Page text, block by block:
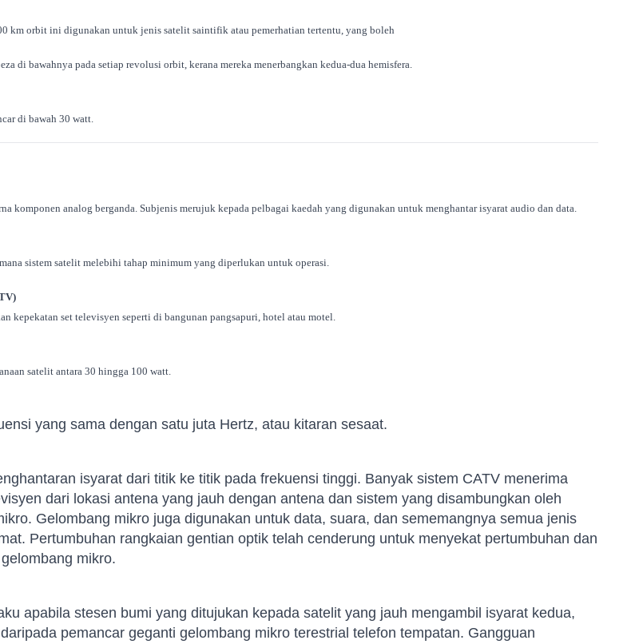
km orbit ini digunakan untuk jenis satelit saintifik atau pemerhatian tertentu, yang boleh
di bawahnya pada setiap revolusi orbit, kerana mereka menerbangkan kedua-dua hemisfera.
di bawah 30 watt.
komponen analog berganda. Subjenis merujuk kepada pelbagai kaedah yang digunakan untuk menghantar isyarat audio dan data.
sistem satelit melebihi tahap minimum yang diperlukan untuk operasi.
kepekatan set televisyen seperti di bangunan pangsapuri, hotel atau motel.
satelit antara 30 hingga 100 watt.
yang sama dengan satu juta Hertz, atau kitaran sesaat.
isyarat dari titik ke titik pada frekuensi tinggi. Banyak sistem CATV menerima
dari lokasi antena yang jauh dengan antena dan sistem yang disambungkan oleh
Gelombang mikro juga digunakan untuk data, suara, dan sememangnya semua jenis
Pertumbuhan rangkaian gentian optik telah cenderung untuk menyekat pertumbuhan dan
mikro.
apabila stesen bumi yang ditujukan kepada satelit yang jauh mengambil isyarat kedua,
pemancar geganti gelombang mikro terestrial telefon tempatan. Gangguan